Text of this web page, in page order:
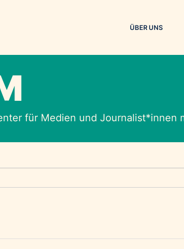
ÜBER UNS
für Medien und Journalist*innen